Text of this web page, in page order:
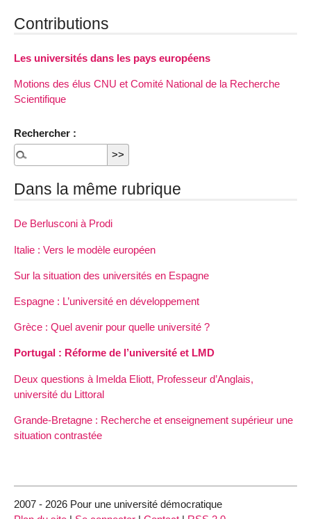
Contributions
Les universités dans les pays européens
Motions des élus CNU et Comité National de la Recherche
Scientifique
Rechercher :
Dans la même rubrique
De Berlusconi à Prodi
Italie : Vers le modèle européen
Sur la situation des universités en Espagne
Espagne : L’université en développement
Grèce : Quel avenir pour quelle université ?
Portugal : Réforme de l’université et LMD
Deux questions à Imelda Eliott, Professeur d’Anglais,
université du Littoral
Grande-Bretagne : Recherche et enseignement supérieur une
situation contrastée
2007 - 2026 Pour une université démocratique